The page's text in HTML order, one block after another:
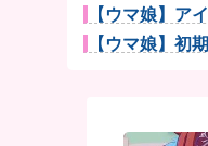
【ウマ娘】
【ウマ娘】初
パラノマサイ